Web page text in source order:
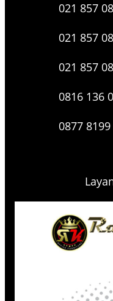
021 857
021 857
021 857
0816 136
0877